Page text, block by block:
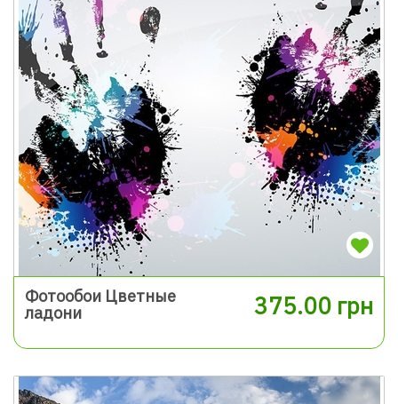
Фотообои Цветные
ладони
375.00 грн